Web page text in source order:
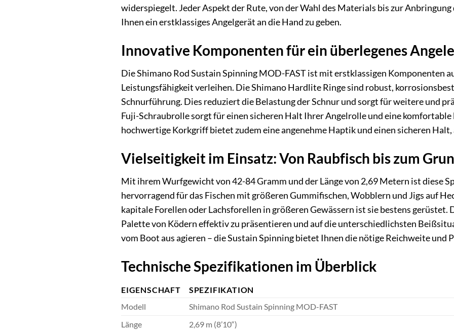
widerspiegelt. Jeder Aspekt der Rute, von der Wahl des Materials bis zur
Ihnen ein erstklassiges Angelgerät an die Hand zu geben.
Innovative Komponenten für ein überlegenes
Die Shimano Rod Sustain Spinning MOD-FAST ist mit erstklassigen Komponenten
Leistungsfähigkeit verleihen. Die Shimano Hardlite Ringe sind robust,
Schnurführung. Dies reduziert die Belastung der Schnur und sorgt für weitere und
Fuji-Schraubrolle sorgt für einen sicheren Halt Ihrer Angelrolle und eine
hochwertige Korkgriff bietet zudem eine angenehme Haptik und einen sicheren Halt,
Vielseitigkeit im Einsatz: Von Raubfisch bis zum
Mit ihrem Wurfgewicht von 42-84 Gramm und der Länge von 2,69 Metern ist diese
hervorragend für das Fischen mit größeren Gummifischen, Wobblern und Jigs auf
kapitale Forellen oder Lachsforellen in größeren Gewässern ist sie bestens
Palette von Ködern effektiv zu präsentieren und auf die unterschiedlichsten
vom Boot aus agieren – die Sustain Spinning bietet Ihnen die nötige Reichweite und
Technische Spezifikationen im Überblick
EIGENSCHAFT
SPEZIFIKATION
Modell
Shimano Rod Sustain Spinning MOD-FAST
Länge
2,69 m (8’10“)